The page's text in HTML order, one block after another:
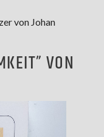
von Johan
VON